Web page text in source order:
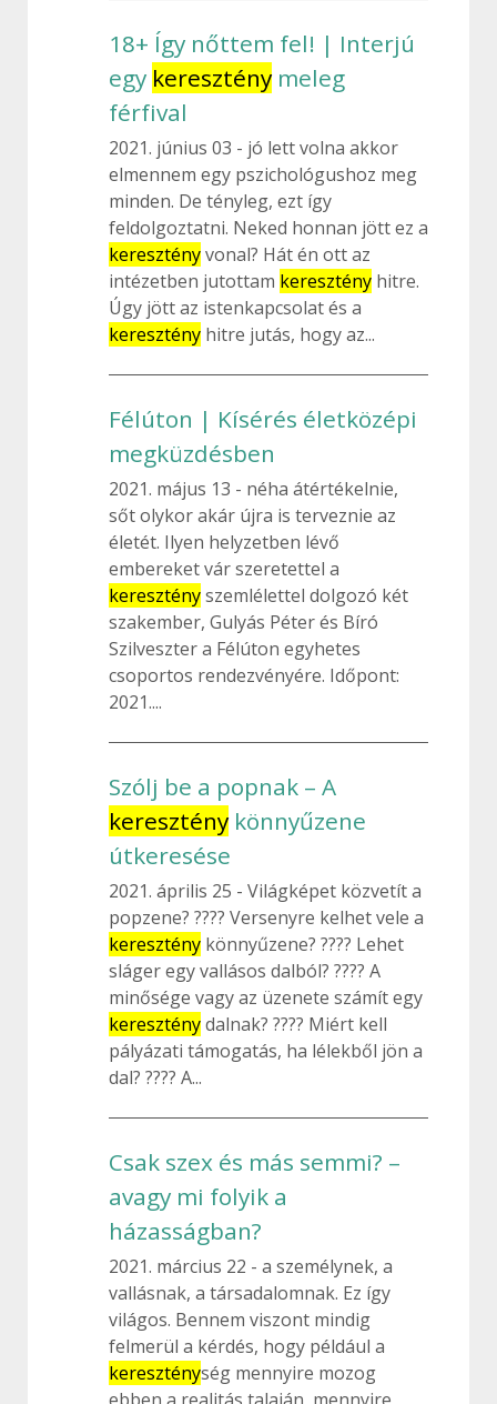
18+ Így nőttem fel! | Interjú
egy keresztény meleg
férfival
2021. június 03
jó lett volna akkor
elmennem egy pszichológushoz meg
minden. De tényleg, ezt így
feldolgoztatni. Neked honnan jött ez a
keresztényvonal? Hát én ott az
intézetben jutottam keresztény hitre.
Úgy jött az istenkapcsolat és a
keresztény hitre jutás, hogy az...
Félúton | Kísérés életközépi
megküzdésben
2021. május 13
néha átértékelnie,
sőt olykor akár újra is terveznie az
életét. Ilyen helyzetben lévő
embereket vár szeretettel a
keresztényszemlélettel dolgozó két
szakember, Gulyás Péter és Bíró
Szilveszter a Félúton egyhetes
csoportos rendezvényére. Időpont:
2021....
Szólj be a popnak – A
keresztény könnyűzene
útkeresése
2021. április 25
Világképet közvetít a
popzene? ???? Versenyre kelhet vele a
keresztény könnyűzene? ???? Lehet
sláger egy vallásos dalból? ???? A
minősége vagy az üzenete számít egy
kereszténydalnak? ???? Miért kell
pályázati támogatás, ha lélekből jön a
dal? ???? A...
Csak szex és más semmi? –
avagy mi folyik a
házasságban?
2021. március 22
a személynek, a
vallásnak, a társadalomnak. Ez így
világos. Bennem viszont mindig
felmerül a kérdés, hogy például a
kereszténység mennyire mozog